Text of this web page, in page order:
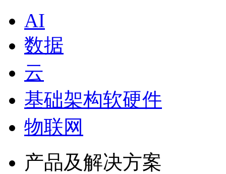
AI
数据
云
基础架构软硬件
物联网
产品及解决方案